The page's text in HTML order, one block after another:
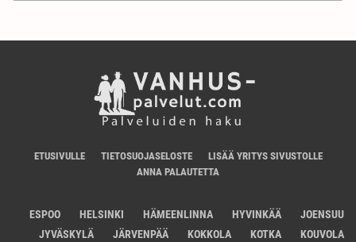
ETUSIVULLE TIETOSUOJASELOSTE
LISÄÄ YRITYS SIVUSTOLLE
ANNA PALAUTETTA
ESPOO HELSINKI HÄMEENLINNA HYVINKÄÄ
JOENSUU
JYVÄSKYLÄ
JÄRVENPÄÄ KOKKOLA KOTKA
KOUVOLA